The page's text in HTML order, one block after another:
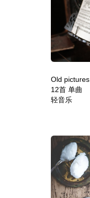
Old pictures
12首 单曲
轻音乐